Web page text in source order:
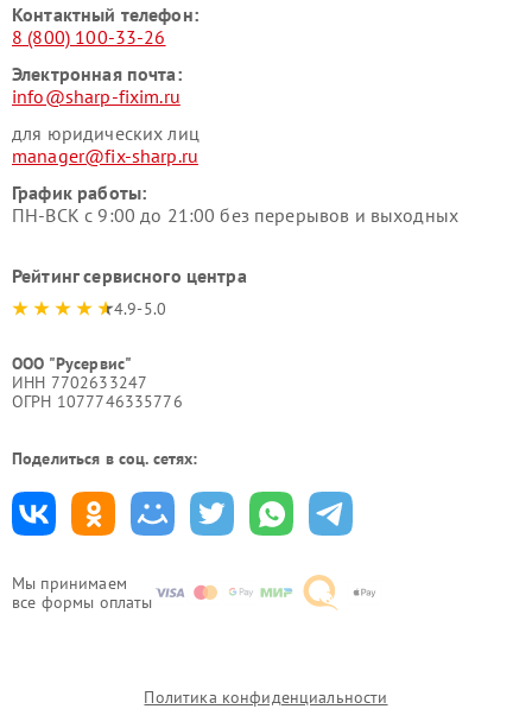
Мы принимаем
все формы оплаты
Контактный телефон:
8 (800) 100-33-26
Электронная почта:
info@sharp-fixim.ru
для юридических лиц
manager@fix-sharp.ru
График работы:
ПН-ВСК с 9:00 до 21:00 без перерывов и выходных
Рейтинг сервисного центра
4.9-5.0
ООО "Русервис"
ИНН 7702633247
ОГРН 1077746335776
Поделиться в соц. сетях:
Политика конфиденциальности